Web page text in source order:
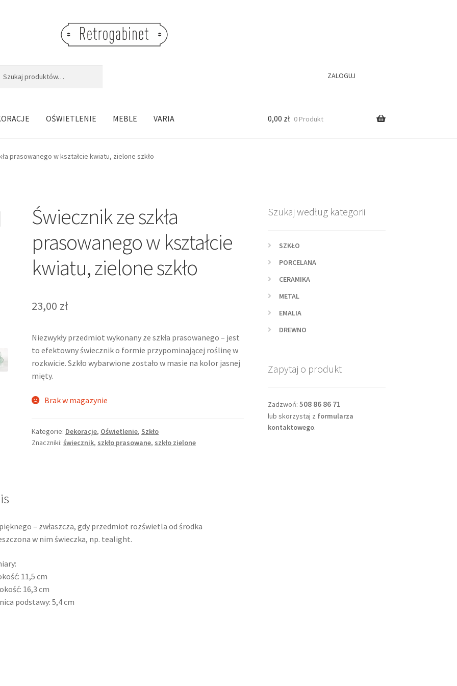
ZALOGUJ
OŚWIETLENIE MEBLE VARIA 0,00 zł 0 Produkt
prasowanego w kształcie kwiatu, zielone szkło
Świecznik ze szkła
prasowanego w kształcie
kwiatu, zielone szkło
23,00 zł
Niezwykły przedmiot wykonany ze szkła prasowanego – jest
to efektowny świecznik o formie przypominającej roślinę w
rozkwicie. Szkło wybarwione zostało w masie na kolor jasnej
mięty.
Brak w magazynie
Kategorie: Dekoracje, Oświetlenie, Szkło
Znaczniki:świecznik, szkło prasowane, szkło zielone
– zwłaszcza, gdy przedmiot rozświetla od środka
w nim świeczka, np. tealight.
11,5 cm
16,3 cm
podstawy: 5,4 cm
Szukaj według kategorii
SZKŁO
PORCELANA
CERAMIKA
METAL
EMALIA
DREWNO
Zapytaj o produkt
Zadzwoń: 508 86 86 71
lub skorzystaj z formularza
kontaktowego.